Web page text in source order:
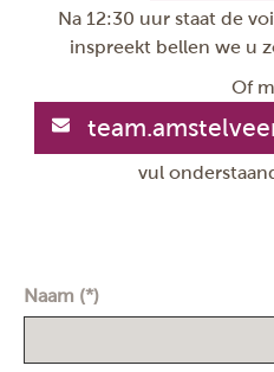
Na 12:30 uur staat de
inspreekt bellen we u
Of
vul
Naam (*)